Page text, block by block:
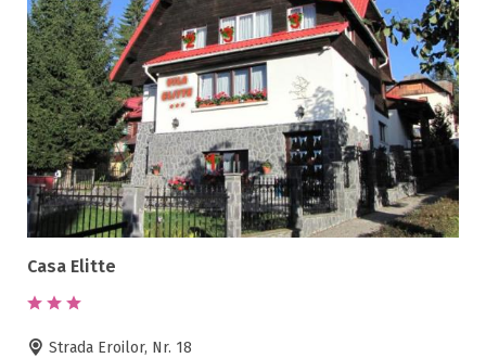
Salina
Sanie cu cai
Sauna
Scaun bebelus
Schimb valutar
Seif la receptie
Semineu
SPA
Terasa
Teren de sport
Transport auto
Casa Elitte
Strada Eroilor, Nr. 18